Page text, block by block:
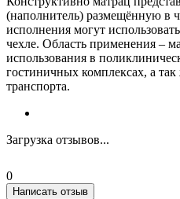
(наполнитель) размещённую в
исполнения могут
чехле. Область применения –
использования в
гостиничных комплексах, а
транспорта.
Загрузка отзывов...
0
Написать отзыв